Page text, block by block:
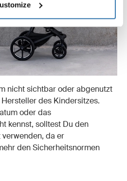
nicht sichtbar oder abgenutzt
des Kindersitzes.
oder das
kennst, solltest Du den
da er
den Sicherheitsnormen